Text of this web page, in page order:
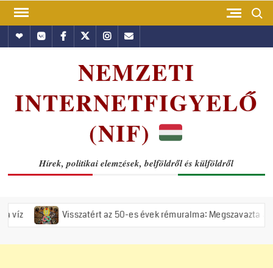
Skip
contentHundubVkontakte
Facebook
TwitterInstagram
Email
NEMZETI
INTERNETFIGYELŐ
(NIF)
Hírek, politikai elemzések, belföldről és külföldről
Visszatért az 50-es évek rémuralma: Megszavazta az